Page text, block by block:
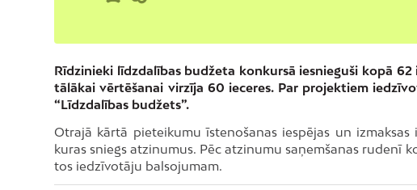
Rīdzinieki līdzdalības budžeta konkursā iesnieguši kopā
tālākai vērtēšanai virzīja 60 ieceres. Par projektiem
“Līdzdalības budžets”.
Otrajā kārtā pieteikumu īstenošanas iespējas un
kuras sniegs atzinumus. Pēc atzinumu saņemšanas rudenī
tos iedzīvotāju balsojumam.